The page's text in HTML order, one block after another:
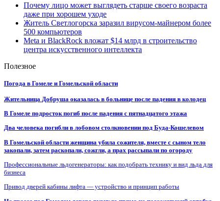
Почему лицо может выглядеть старше своего возраста
даже при хорошем уходе
Житель Светлогорска заразил вирусом-майнером более
500 компьютеров
Meta и BlackRock вложат $14 млрд в строительство
центра искусственного интеллекта
Полезное
Погода в Гомеле и Гомельской области
Жительница Добруша оказалась в больнице после падения в колодец
В Гомеле подросток погиб после падения с пятнадцатого этажа
Два человека погибли в лобовом столкновении под Буда-Кошелевом
В Гомельской области женщина убила сожителя, вместе с сыном тело
закопали, затем раскопали, сожгли, а прах рассыпали по огороду
Профессиональные льдогенераторы: как подобрать технику и вид льда для
бизнеса
Привод дверей кабины лифта — устройство и принцип работы